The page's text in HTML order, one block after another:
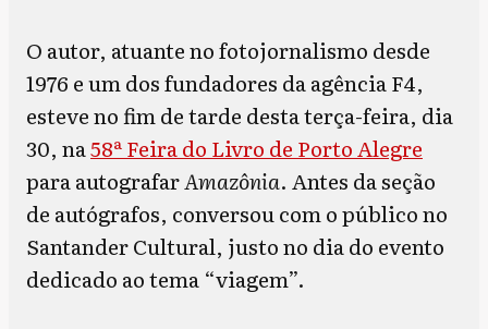
O autor, atuante no fotojornalismo desde
1976 e um dos fundadores da agência F4,
esteve no fim de tarde desta terça-feira, dia
30, na58ª Feira do Livro de Porto Alegre
para autografarAmazônia. Antes da seção
de autógrafos, conversou com o público no
Santander Cultural, justo no dia do evento
dedicado ao tema “viagem”.